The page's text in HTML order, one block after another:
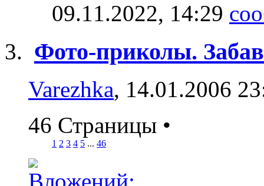
09.11.2022, 14:29
Фото-приколы.
Varezhka, 14.01.2006
46 Страницы •
1 2 3 4 5 ... 46